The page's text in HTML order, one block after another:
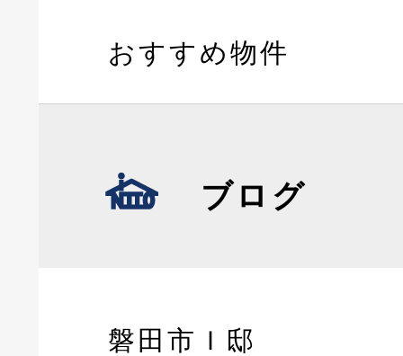
おすすめ物件
ブログ
磐田市Ｉ邸